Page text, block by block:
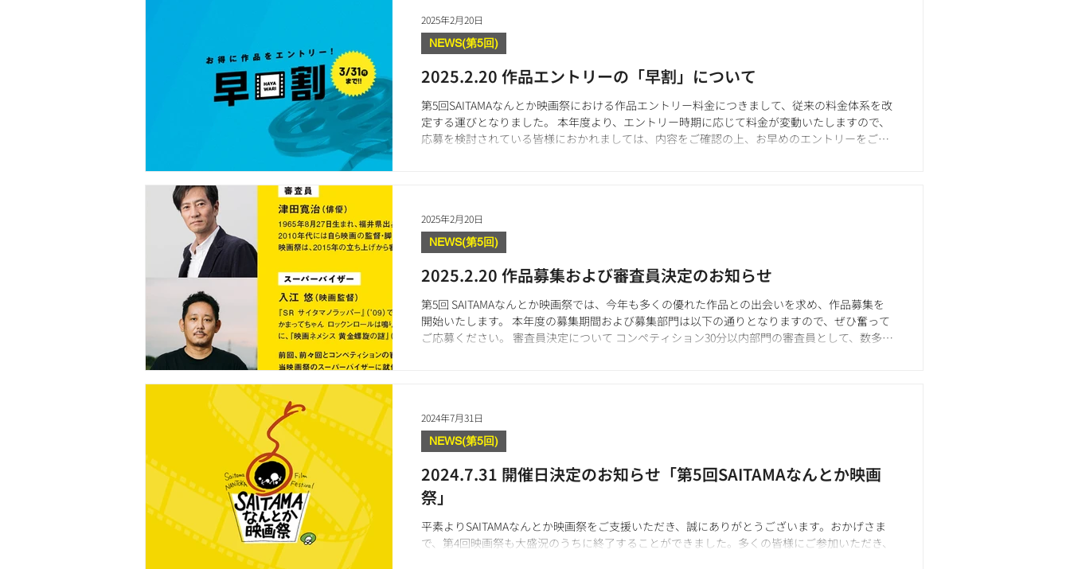
2025.2.20 作品エントリーの「早割」について
第5回SAITAMAなんとか映画祭における作品エントリー料金につきまして、従来の料金体系を改
定する運びとなりました。 本年度より、エントリー時期に応じて料金が変動いたしますので、
応募を検討されている皆様におかれましては、内容をご確認の上、お早めのエントリーをご検
NEWS(第5回)
2025年2月20日
2025.2.20 作品募集および審査員決定のお知らせ
第5回 SAITAMAなんとか映画祭では、今年も多くの優れた作品との出会いを求め、作品募集を
開始いたします。 本年度の募集期間および募集部門は以下の通りとなりますので、ぜひ奮って
ご応募ください。 審査員決定について コンペティション30分以内部門の審査員として、数多く
NEWS(第5回)
2025年2月20日
2024.7.31 開催日決定のお知らせ「第5回SAITAMAなんとか映画
祭」
平素よりSAITAMAなんとか映画祭をご支援いただき、誠にありがとうございます。おかげさま
で、第4回映画祭も大盛況のうちに終了することができました。多くの皆様にご参加いただき、
NEWS(第5回)
2024年7月31日